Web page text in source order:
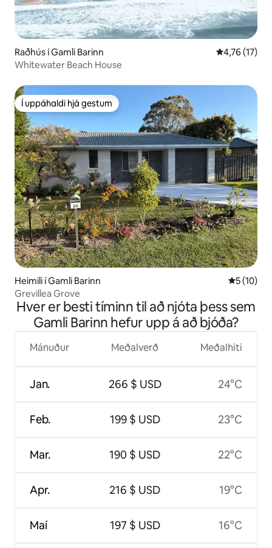
Raðhús í Gamli Barinn 4,76 af 5 í
4,76 (17)
Whitewater Beach House
Í uppáhaldi hjá gestum
Í uppáhaldi hjá gestum
Heimili í Gamli Barinn 5 af 5 í
5 (10)
Grevillea Grove
Hver er besti tíminn til að njóta þess sem
Gamli Barinn hefur upp á að bjóða?
Mánuður
Jan.
Feb.
Mar.
Apr.
Maí
Meðalverð
266 $ USD
199 $ USD
190 $ USD
216 $ USD
197 $ USD
Meðalhiti
24°C
23°C
22°C
19°C
16°C